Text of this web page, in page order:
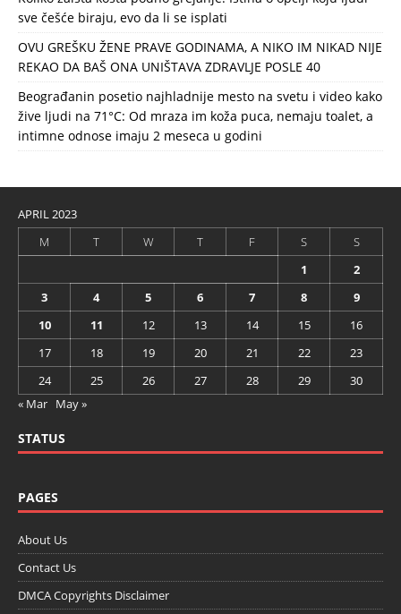
sve češće biraju, evo da li se isplati
OVU GREŠKU ŽENE PRAVE GODINAMA, A NIKO IM NIKAD NIJE
REKAO DA BAŠ ONA UNIŠTAVA ZDRAVLJE POSLE 40
Beograđanin posetio najhladnije mesto na svetu i video kako
žive ljudi na 71°C: Od mraza im koža puca, nemaju toalet, a
intimne odnose imaju 2 meseca u godini
APRIL 2023
M
T W T F S
S
1
2
3
4 5 6 7 8
9
10
11 12 13 14 15
16
17
18 19 20 21 22
23
24
25 26 27 28 29
30
« Mar May »
STATUS
PAGES
About Us
Contact Us
DMCA Copyrights Disclaimer